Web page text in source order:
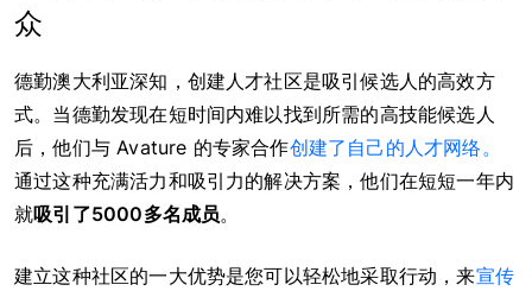
众
德勤澳大利亚深知，创建人才社区是吸引候选人的高效方
式。当德勤发现在短时间内难以找到所需的高技能候选人
后，他们与 Avature 的专家合作创建了自己的人才网络。
通过这种充满活力和吸引力的解决方案，他们在短短一年内
就吸引了5000多名成员。
建立这种社区的一大优势是您可以轻松地采取行动，来宣传